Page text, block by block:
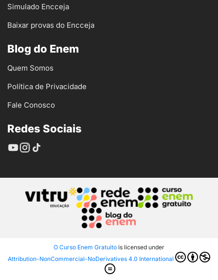
Simulado Encceja
Baixar provas do Encceja
Blog do Enem
Quem Somos
Política de Privacidade
Fale Conosco
Redes Sociais
O Curso Enem Gratuito is licensed under
Attribution-NonCommercial-NoDerivatives 4.0 International